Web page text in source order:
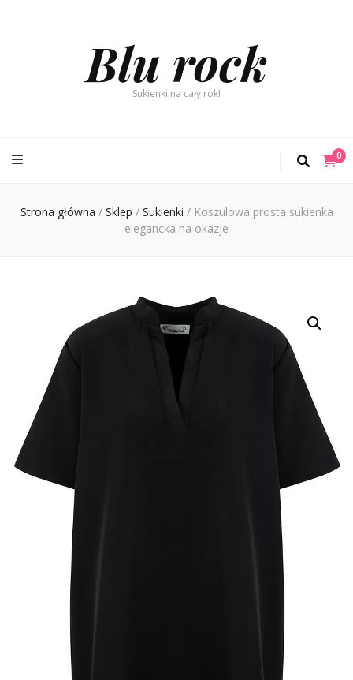
Blu rock
Sukienki na cały rok!
0
Strona główna / Sklep / Sukienki / Koszulowa prosta sukienka
elegancka na okazje